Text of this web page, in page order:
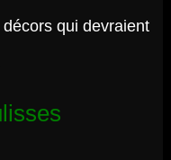
qui devraient